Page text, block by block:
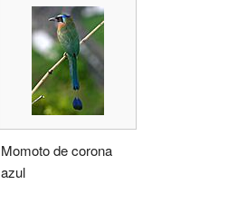
Momoto de corona
azul